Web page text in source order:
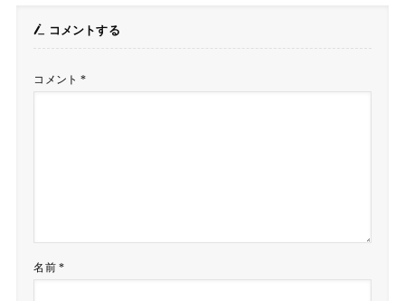
コメントする
コメント*
名前 *